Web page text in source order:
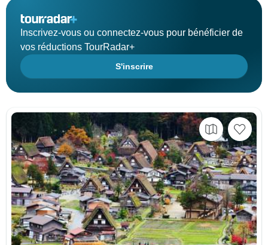
Inscrivez-vous ou connectez-vous pour bénéficier de
vos réductions TourRadar+
S'inscrire